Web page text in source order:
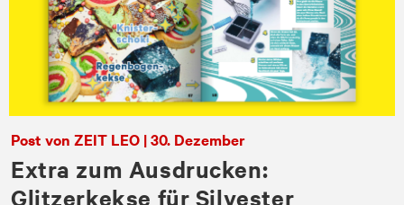
Post von ZEIT LEO | 30. Dezember
Extra zum Ausdrucken:
Glitzerkekse für Silvester